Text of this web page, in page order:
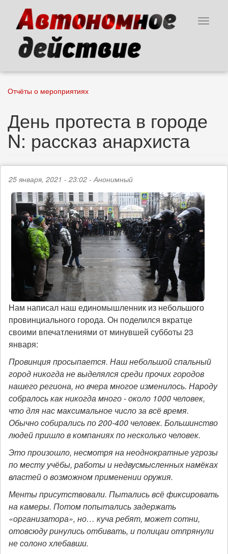
основному
содержанию
Toggle
Отчёты о мероприятиях
День протеста в городе
N: рассказ анархиста
25 января, 2021 - 23:02 -Анонимный
Нам написал наш единомышленник из небольшого
провинциального города. Он поделился вкратце
своими впечатлениями от минувшей субботы 23
января:
Провинция просыпается. Наш небольшой спальный
город никогда не выделялся среди прочих городов
нашего региона, но вчера многое изменилось. Народу
собралось как никогда много - около 1000 человек,
что для нас максимальное число за всё время.
Обычно собирались по 200-400 человек. Большинство
людей пришло в компаниях по несколько человек.
Это произошло, несмотря на неоднократные угрозы
по месту учёбы, работы и недвусмысленных намёках
властей о возможном применении оружия.
Менты присутствовали. Пытались всё фиксировать
на камеры. Потом попытались задержать
«организатора», но… куча ребят, может сотни,
отовсюду ринулись отбивать, и полицаи отпрянули
не солоно хлебавши.